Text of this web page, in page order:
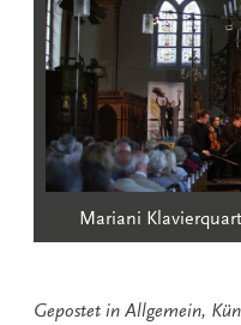
Mariani
Gepostet in Allgemein,